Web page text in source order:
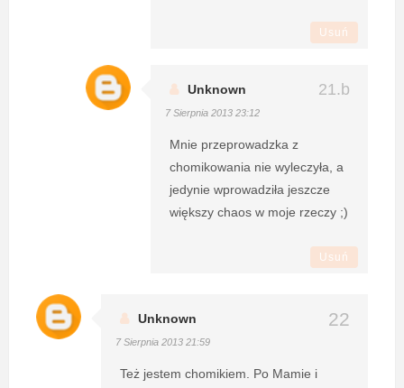
Usuń
Unknown
7 Sierpnia 2013 23:12
Mnie przeprowadzka z
chomikowania nie wyleczyła, a
jedynie wprowadziła jeszcze
większy chaos w moje rzeczy ;)
Usuń
Unknown
7 Sierpnia 2013 21:59
Też jestem chomikiem. Po Mamie i